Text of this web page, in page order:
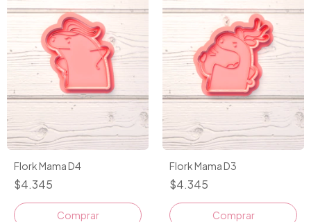
Flork Mama D4
$4.345
Comprar
Flork Mama D3
$4.345
Comprar